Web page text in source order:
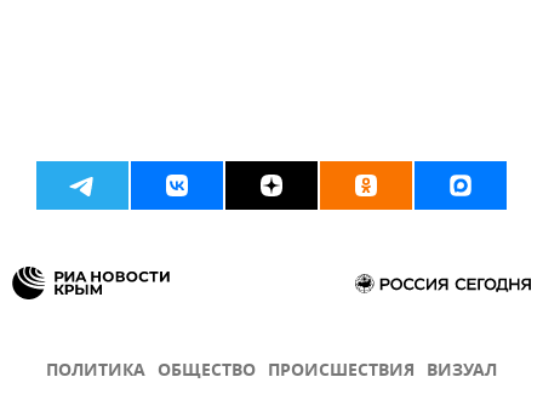
ПОЛИТИКА ОБЩЕСТВО ПРОИСШЕСТВИЯ ВИЗУАЛ